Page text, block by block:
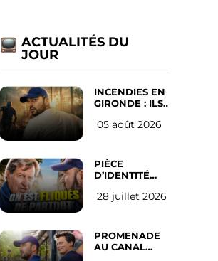
ACTUALITÉS DU
JOUR
INCENDIES EN
GIRONDE : ILS
D’ABANDONNER
05 août 2026
PIÈCE
D’IDENTITÉ
SUR LES
l’avis des
Français
28 juillet 2026
PROMENADE
AU CANAL